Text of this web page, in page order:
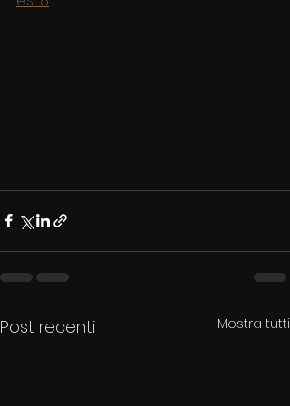
Post recenti Mostra tutti